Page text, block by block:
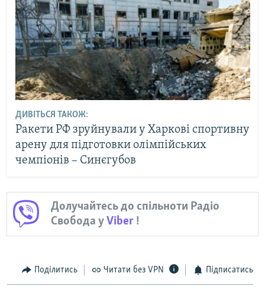
ДИВІТЬСЯ ТАКОЖ:
Ракети РФ зруйнували у Харкові спортивну
арену для підготовки олімпійських
чемпіонів – Синєгубов
Долучайтесь до спільноти Радіо
Свобода уViber !
Поділитись Читати без VPN Підписатись